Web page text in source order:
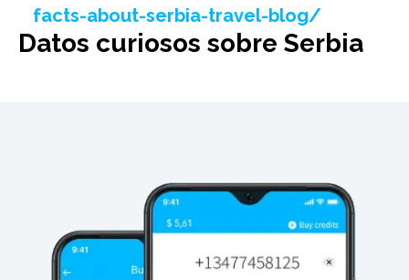
facts-about-serbia-travel-blog/
Datos curiosos sobre Serbia